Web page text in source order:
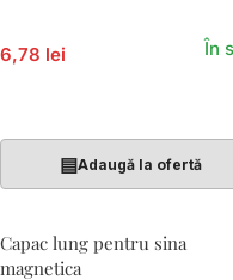
6,78 lei În
▤Adaugă la ofertă
Capac lung pentru sina
magnetica